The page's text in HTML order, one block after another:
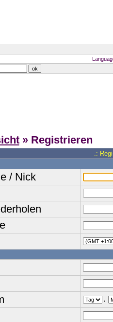
» Registrieren
.:
/ Nick
.